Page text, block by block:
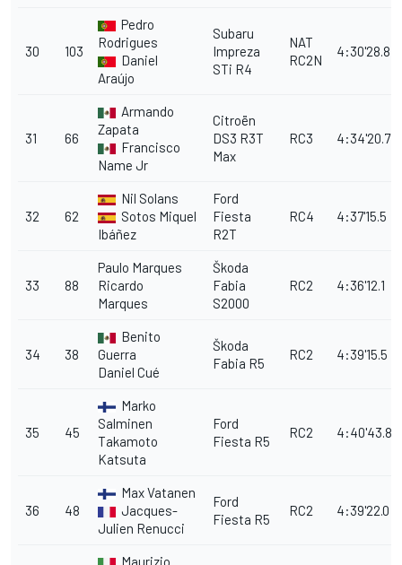
30 103
Pedro
Rodrigues
Daniel
Araújo
Subaru
Impreza
STi R4
NAT
RC2N
4:30'28.8
31 66
Armando
Zapata
Francisco
Name Jr
Citroën
DS3 R3T
Max
RC3 4:34'20.7
32 62
Nil Solans
Sotos Miquel
Ibáñez
Ford
Fiesta
R2T
RC4 4:37'15.5
33 88
Paulo Marques
Ricardo
Marques
Škoda
Fabia
S2000
RC2 4:36'12.1
34 38
Benito
Guerra
Daniel Cué
Škoda
Fabia R5
RC2 4:39'15.5
35 45
Marko
Salminen
Takamoto
Katsuta
Ford
Fiesta R5
RC2 4:40'43.8
36 48
Max Vatanen
Jacques-
Julien Renucci
Ford
Fiesta R5
RC2 4:39'22.0
Maurizio